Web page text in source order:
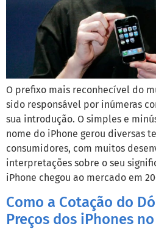
O prefixo mais reconhecível do
sido responsável por inúmeras
sua introdução. O simples e
nome do iPhone gerou diversas
consumidores, com muitos
interpretações sobre o seu
iPhone chegou ao mercado em
Como a Cotação do
Preços dos iPhones